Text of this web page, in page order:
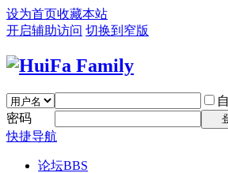
设为首页收藏本站
开启辅助访问 切换到窄版
密码
快捷导航
论坛BBS